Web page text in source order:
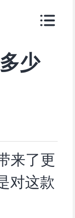
少
来了更
对这款